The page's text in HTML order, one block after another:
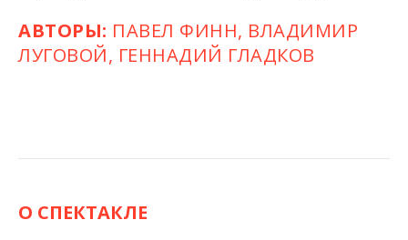
АВТОРЫ: ПАВЕЛ ФИНН, ВЛАДИМИР
ЛУГОВОЙ, ГЕННАДИЙ ГЛАДКОВ
О СПЕКТАКЛЕ